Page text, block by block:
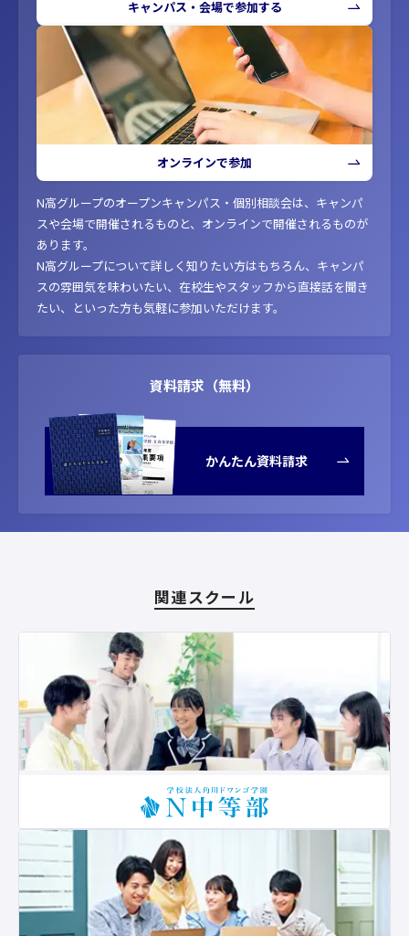
キャンパス・会場で参加する
オンラインで参加
N高グループのオープンキャンパス・個別相談会は、キャンパ
スや会場で開催されるものと、オンラインで開催されるものが
あります。
N高グループについて詳しく知りたい方はもちろん、キャンパ
スの雰囲気を味わいたい、在校生やスタッフから直接話を聞き
たい、といった方も気軽に参加いただけます。
資料請求（無料）
かんたん資料請求
関連スクール